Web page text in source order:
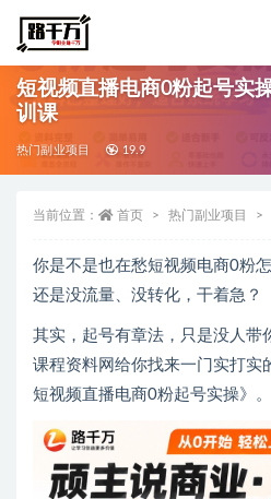
短视频直播电商0粉起号实
训课
热门副业项目 19.9
当前位置： 首页 热门副业项目
你是不是也在愁短视频电商0粉
还是没流量、没转化，干着急？
其实，起号有章法，只是没人带
课程资料网给你找来一门实打实
短视频直播电商0粉起号实操》。